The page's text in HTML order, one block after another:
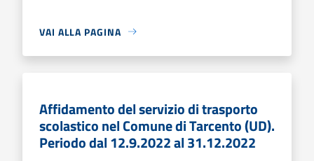
VAI ALLA PAGINA
Affidamento del servizio di trasporto
scolastico nel Comune di Tarcento (UD).
Periodo dal 12.9.2022 al 31.12.2022